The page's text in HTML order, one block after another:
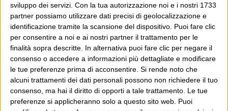
sviluppo dei servizi. Con la tua autorizzazione noi e i nostri 1733
partner possiamo utilizzare dati precisi di geolocalizzazione e
identificazione tramite la scansione del dispositivo. Puoi fare clic
per consentire a noi e ai nostri partner il trattamento per le
finalità sopra descritte. In alternativa puoi fare clic per negare il
consenso o accedere a informazioni più dettagliate e modificare
le tue preferenze prima di acconsentire. Si rende noto che
alcuni trattamenti dei dati personali possono non richiedere il tuo
consenso, ma hai il diritto di opporti a tale trattamento. Le tue
preferenze si applicheranno solo a questo sito web. Puoi